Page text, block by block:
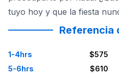
tuyo hoy y que la fiesta
Referencia
1-4hrs
$575
5-6hrs
$610